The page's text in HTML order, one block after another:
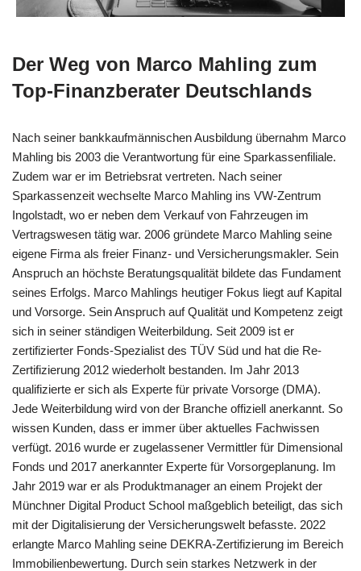
Der Weg von Marco Mahling zum
Top-Finanzberater Deutschlands
Nach seiner bankkaufmännischen Ausbildung übernahm Marco
Mahling bis 2003 die Verantwortung für eine Sparkassenfiliale.
Zudem war er im Betriebsrat vertreten. Nach seiner
Sparkassenzeit wechselte Marco Mahling ins VW-Zentrum
Ingolstadt, wo er neben dem Verkauf von Fahrzeugen im
Vertragswesen tätig war. 2006 gründete Marco Mahling seine
eigene Firma als freier Finanz- und Versicherungsmakler. Sein
Anspruch an höchste Beratungsqualität bildete das Fundament
seines Erfolgs. Marco Mahlings heutiger Fokus liegt auf Kapital
und Vorsorge. Sein Anspruch auf Qualität und Kompetenz zeigt
sich in seiner ständigen Weiterbildung. Seit 2009 ist er
zertifizierter Fonds-Spezialist des TÜV Süd und hat die Re-
Zertifizierung 2012 wiederholt bestanden. Im Jahr 2013
qualifizierte er sich als Experte für private Vorsorge (DMA).
Jede Weiterbildung wird von der Branche offiziell anerkannt. So
wissen Kunden, dass er immer über aktuelles Fachwissen
verfügt. 2016 wurde er zugelassener Vermittler für Dimensional
Fonds und 2017 anerkannter Experte für Vorsorgeplanung. Im
Jahr 2019 war er als Produktmanager an einem Projekt der
Münchner Digital Product School maßgeblich beteiligt, das sich
mit der Digitalisierung der Versicherungswelt befasste. 2022
erlangte Marco Mahling seine DEKRA-Zertifizierung im Bereich
Immobilienbewertung. Durch sein starkes Netzwerk in der